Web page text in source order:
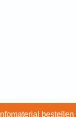
Infomaterial bestellen